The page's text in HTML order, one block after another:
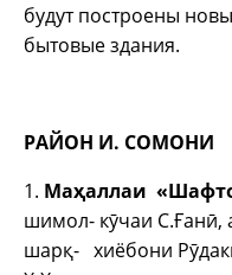
будут построены
бытовые здания.
РАЙОН И. СОМОНИ
1. Маҳаллаи
шимол- кӯчаи С.Ғанӣ,
шарқ- хиёбони